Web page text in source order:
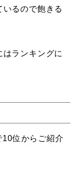
るので飽きる
ランキングに
位からご紹介